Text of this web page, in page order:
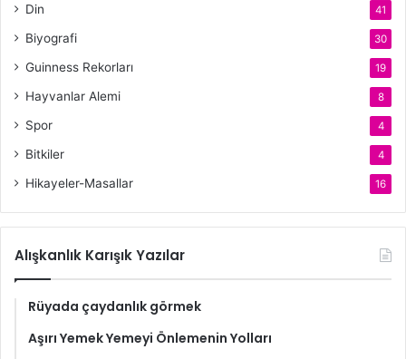
Din 41
Biyografi 30
Guinness Rekorları 19
Hayvanlar Alemi 8
Spor 4
Bitkiler 4
Hikayeler-Masallar 16
Alışkanlık Karışık Yazılar
Rüyada çaydanlık görmek
Aşırı Yemek Yemeyi Önlemenin Yolları